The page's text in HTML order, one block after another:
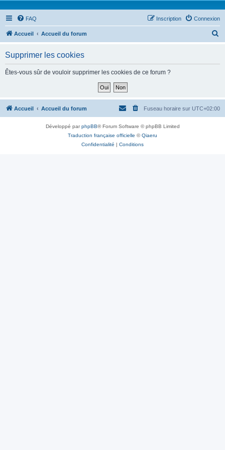
FAQ Connexion
Inscription
Accueil Accueil du forum
h
Supprimer les cookies
Êtes-vous sûr de vouloir supprimer les cookies de ce forum ?
Accueil Accueil du forum Fuseau horaire sur UTC+02:00
Développé parphpBB® Forum Software © phpBB Limited
Traduction française officielle ©Qiaeru
Confidentialité | Conditions